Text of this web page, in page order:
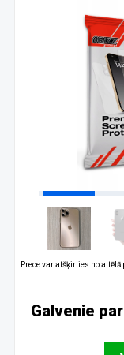
Prece var atšķirties no
Galvenie